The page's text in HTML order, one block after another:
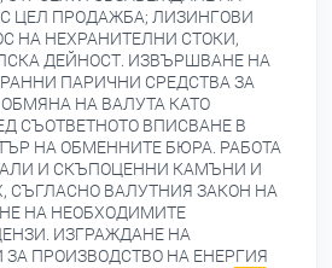
ЦЕЛ ПРОДАЖБА; ЛИЗИНГОВИ
НА НЕХРАНИТЕЛНИ СТОКИ,
ДЕЙНОСТ. ИЗВЪРШВАНЕ НА
ПАРИЧНИ СРЕДСТВА ЗА
НА ВАЛУТА КАТО
СЪОТВЕТНОТО ВПИСВАНЕ В
НА ОБМЕННИТЕ БЮРА. РАБОТА
И СКЪПОЦЕННИ КАМЪНИ И
СЪГЛАСНО ВАЛУТНИЯ ЗАКОН НА
НА НЕОБХОДИМИТЕ
ИЗГРАЖДАНЕ НА
ПРОИЗВОДСТВО НА ЕНЕРГИЯ